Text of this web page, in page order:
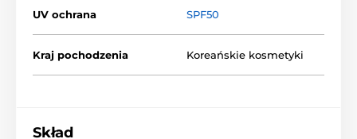
UV ochrana SPF50
Kraj pochodzenia Koreańskie kosmetyki
Skład